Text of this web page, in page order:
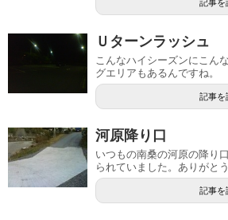
記事を
Ｕターンラッシュ
こんなハイシーズンにこん
グエリアもあるんですね。
記事を
河原降り口
いつもの南桑の河原の降り
られていました。ありがと
記事を